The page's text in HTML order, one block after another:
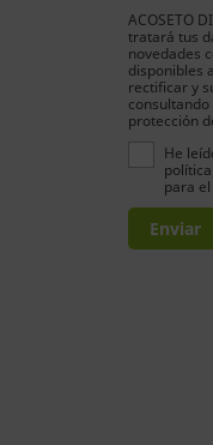
ACOSETO
tratará tus
novedades
disponibles
rectificar y
protección
He
para
Enviar